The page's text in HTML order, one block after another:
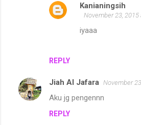
REPLY
Kanianingsih
November 23, 2015
iyaaa
Jiah Al Jafara November
Aku jg pengennn
REPLY